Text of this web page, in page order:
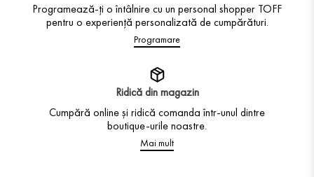
Programează-ți o întâlnire cu un personal shopper TOFF
pentru o experiență personalizată de cumpărături.
Programare
Ridică din magazin
Cumpără online și ridică comanda într-unul dintre
boutique-urile noastre.
Mai mult